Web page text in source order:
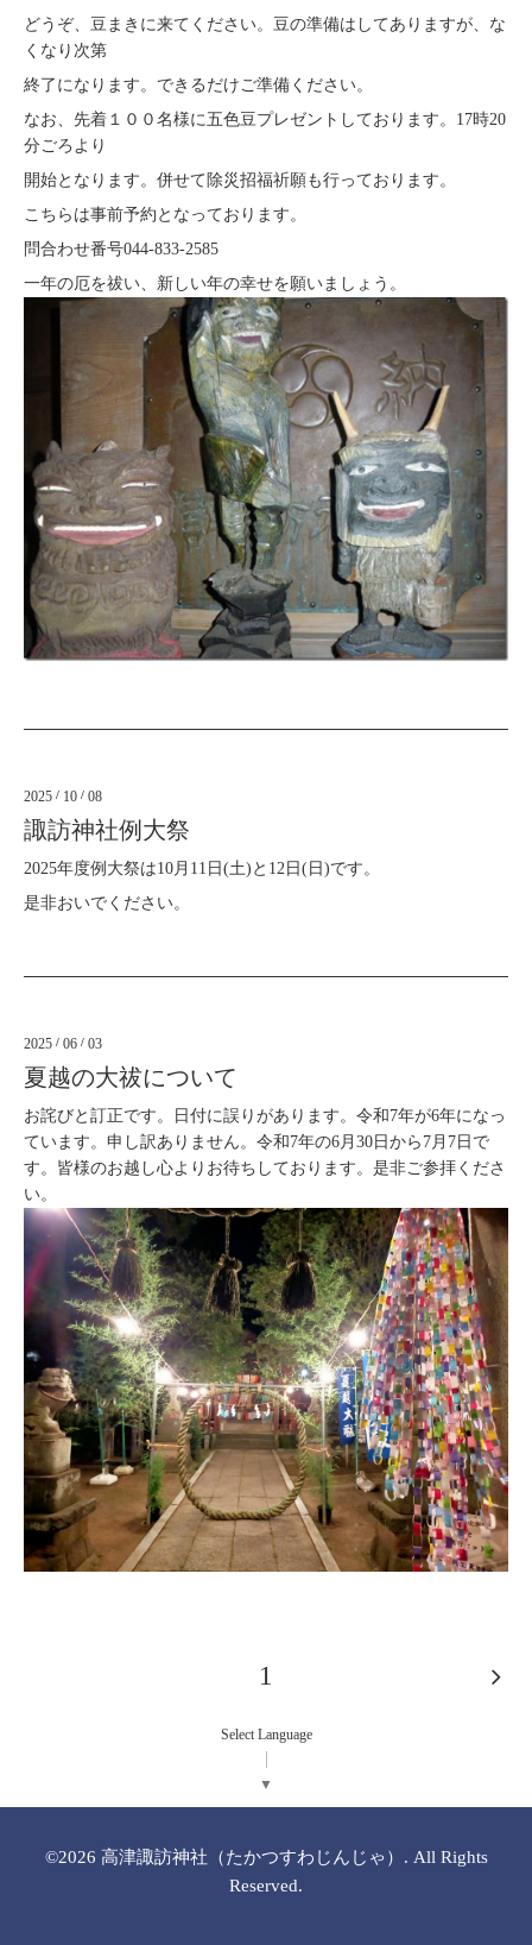
どうぞ、豆まきに来てください。豆の準備はしてありますが、な
くなり次第
終了になります。できるだけご準備ください。
なお、先着１００名様に五色豆プレゼントしております。17時20
分ごろより
開始となります。併せて除災招福祈願も行っております。
こちらは事前予約となっております。
問合わせ番号044-833-2585
一年の厄を祓い、新しい年の幸せを願いましょう。
2025 / 10 / 08
諏訪神社例大祭
2025年度例大祭は10月11日(土)と12日(日)です。
是非おいでください。
2025 / 06 / 03
夏越の大祓について
お詫びと訂正です。日付に誤りがあります。令和7年が6年になっ
ています。申し訳ありません。令和7年の6月30日から7月7日で
す。皆様のお越し心よりお待ちしております。是非ご参拝くださ
い。
1
Select Language
▼
©2026 高津諏訪神社（たかつすわじんじゃ） . All Rights
Reserved.